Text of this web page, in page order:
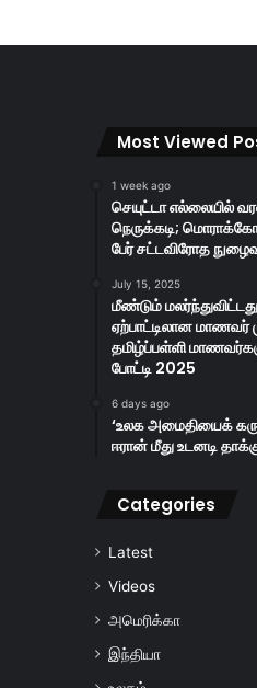
Most Viewed
1 week ago
செயுட்டா எல்லையில்
நெருக்கடி;
பேர் சட்டவிரோத
July 15, 2025
மீண்டும்
ஏற்பாட்டிலான மாணவர்
தமிழ்ப்பள்ளி
போட்டி 2025
6 days ago
‘உலக அமைதியைக்
ஈரான் மீது உடனடி
Categories
Latest
Videos
அமெரிக்கா
இந்தியா